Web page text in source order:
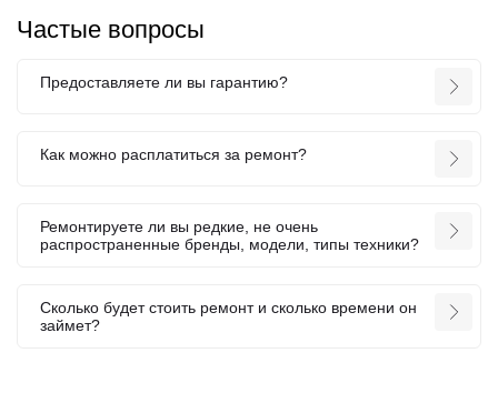
Частые вопросы
Предоставляете ли вы гарантию?
Как можно расплатиться за ремонт?
Ремонтируете ли вы редкие, не очень
распространенные бренды, модели, типы техники?
Сколько будет стоить ремонт и сколько времени он
займет?